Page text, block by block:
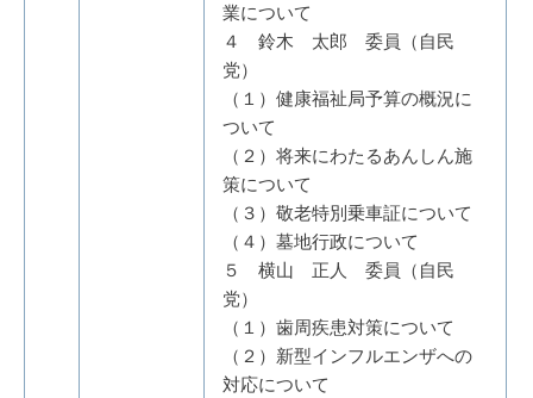
業について
４ 鈴木 太郎 委員（自民
党）
（１）健康福祉局予算の概況に
ついて
（２）将来にわたるあんしん施
策について
（３）敬老特別乗車証について
（４）墓地行政について
５ 横山 正人 委員（自民
党）
（１）歯周疾患対策について
（２）新型インフルエンザへの
対応について